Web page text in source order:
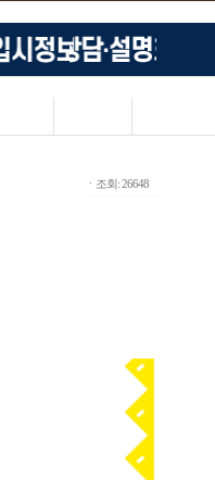
ㆍ조회: 26648